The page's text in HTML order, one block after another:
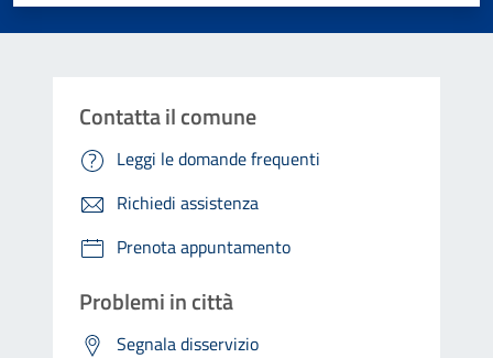
Contatta il comune
Leggi le domande frequenti
Richiedi assistenza
Prenota appuntamento
Problemi in città
Segnala disservizio